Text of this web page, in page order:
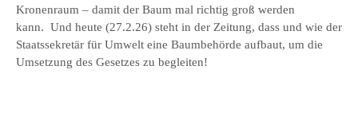
Kronenraum – damit der Baum mal richtig groß werden
kann. Und heute (27.2.26) steht in der Zeitung, dass und wie der
Staatssekretär für Umwelt eine Baumbehörde aufbaut, um die
Umsetzung des Gesetzes zu begleiten!